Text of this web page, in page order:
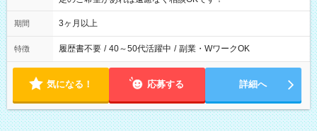
期間 3ヶ月以上
特徴 履歴書不要 / 40～50代活躍中 / 副業・WワークOK
気になる！ 応募する 詳細へ